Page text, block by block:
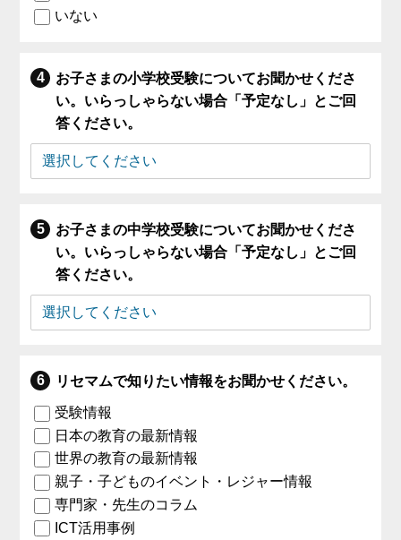
いない
お子さまの小学校受験についてお聞かせくださ
い。いらっしゃらない場合「予定なし」とご回
答ください。
お子さまの中学校受験についてお聞かせくださ
い。いらっしゃらない場合「予定なし」とご回
答ください。
リセマムで知りたい情報をお聞かせください。
受験情報
日本の教育の最新情報
世界の教育の最新情報
親子・子どものイベント・レジャー情報
専門家・先生のコラム
ICT活用事例